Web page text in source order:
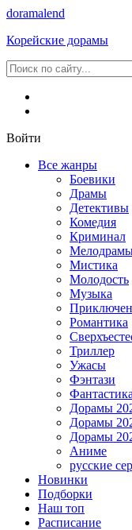
doramalend
Корейские дорамы
Войти
Все жанры
Боевики
Драмы
Детективы
Комедия
Криминал
Мистика
Молодость
Музыка
Романтика
Триллер
Ужасы
Фэнтази
Фантастика
Дорамы
Дорамы
Дорамы
Аниме
русские
Новинки
Подборки
Наш топ
Расписание